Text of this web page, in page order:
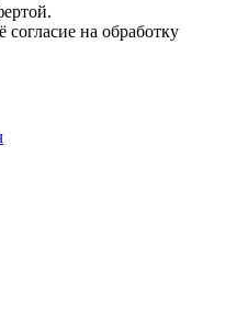
согласие на обработку